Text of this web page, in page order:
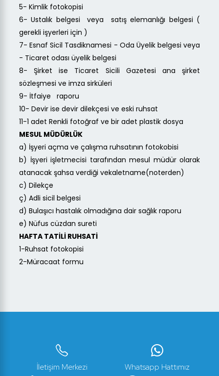
5- Kimlik fotokopisi
6- Ustalık belgesi veya satış elemanlığı belgesi (
gerekli işyerleri için )
7- Esnaf Sicil Tasdiknamesi - Oda Üyelik belgesi veya
- Ticaret odası üyelik belgesi
8- Şirket ise Ticaret Sicili Gazetesi ana şirket
sözleşmesi ve imza sirküleri
9- İtfaiye raporu
10- Devir ise devir dilekçesi ve eski ruhsat
11-1 adet Renkli fotoğraf ve bir adet plastik dosya
MESUL MÜDÜRLÜK
a) İşyeri açma ve çalışma ruhsatının fotokobisi
b) İşyeri işletmecisi tarafından mesul müdür olarak
atanacak şahsa verdiği vekaletname(noterden)
c) Dilekçe
ç) Adli sicil belgesi
d) Bulaşıcı hastalık olmadığına dair sağlık raporu
e) Nüfus cüzdan sureti
HAFTA TATİLİ RUHSATİ
1-Ruhsat fotokopisi
2-Müracaat formu
İletişim Merkezi Whatsapp Hattımız